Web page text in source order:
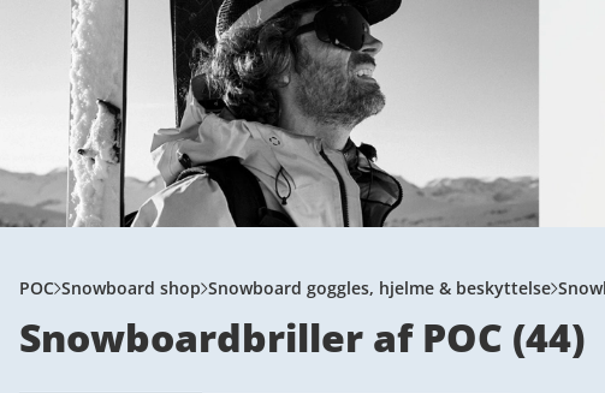
Svizzera (Italiano)
France
Suomi
United Kingdom
POC Snowboard shop Snowboard goggles, hjelme & beskyttelse
Snowboardbriller af POC (44)